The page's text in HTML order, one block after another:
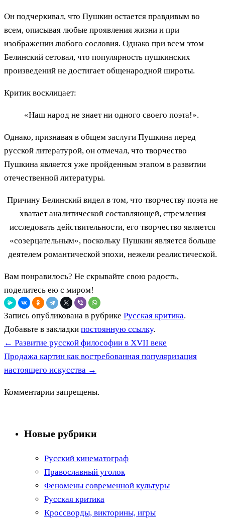
Он подчеркивал, что Пушкин остается правдивым во
всем, описывая любые проявления жизни и при
изображении любого сословия. Однако при всем этом
Белинский сетовал, что популярность пушкинских
произведений не достигает общенародной широты.
Критик восклицает:
«Наш народ не знает ни одного своего поэта!».
Однако, признавая в общем заслуги Пушкина перед
русской литературой, он отмечал, что творчество
Пушкина является уже пройденным этапом в развитии
отечественной литературы.
Причину Белинский видел в том, что творчеству поэта не
хватает аналитической составляющей, стремления
исследовать действительности, его творчество является
«созерцательным», поскольку Пушкин является больше
деятелем романтической эпохи, нежели реалистической.
Вам понравилось? Не скрывайте свою радость,
поделитесь ею с миром!
Запись опубликована в рубрике Русская критика.
Добавьте в закладки постоянную ссылку.
← Развитие русской философии в XVII веке
Продажа картин как востребованная популяризация
настоящего искусства →
Комментарии запрещены.
Новые рубрики
Русский кинематограф
Православный уголок
Феномены современной культуры
Русская критика
Кроссворды, викторины, игры